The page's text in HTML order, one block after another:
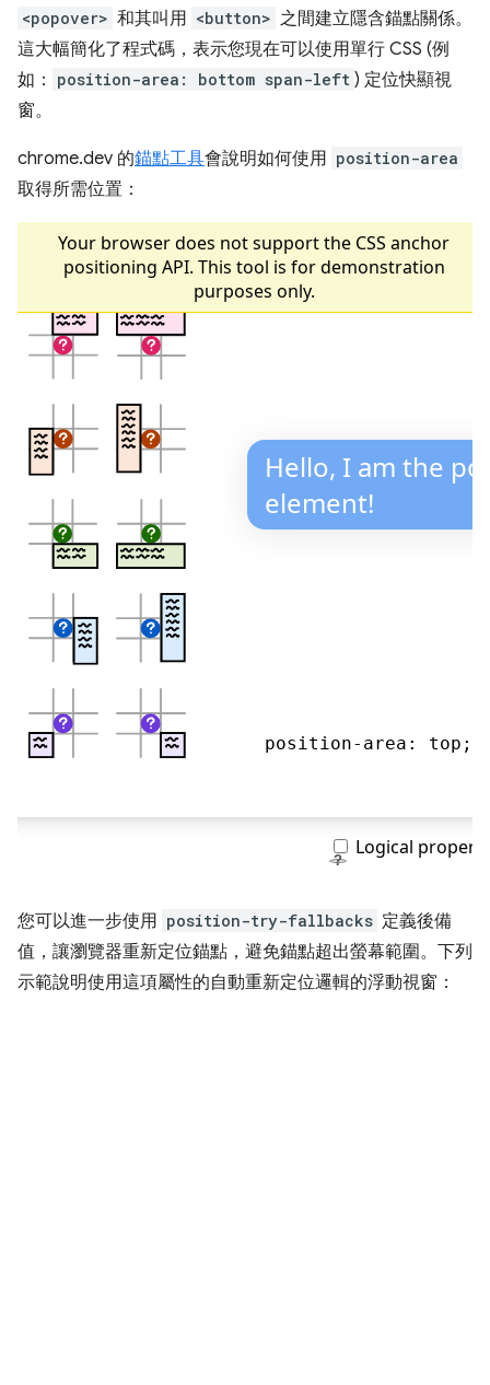
<popover> 和其叫用 <button> 之間建立隱含錨點關係。
這大幅簡化了程式碼，表示您現在可以使用單行 CSS (例
如：
position-area: bottom span-left ) 定位快顯視
窗。
chrome.dev 的錨點工具會說明如何使用 position-area
取得所需位置：
您可以進一步使用 position-try-fallbacks 定義後備
值，讓瀏覽器重新定位錨點，避免錨點超出螢幕範圍。下列
示範說明使用這項屬性的自動重新定位邏輯的浮動視窗：